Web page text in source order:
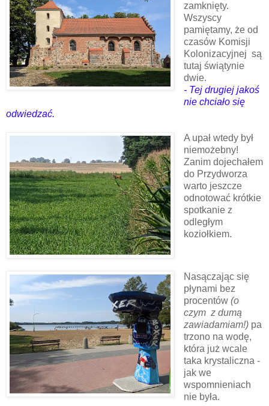
zamknięty.
Wszyscy
pamiętamy, że od
czasów Komisji
Kolonizacyjnej są
tutaj świątynie
dwie.
- Tej drugiej jakoś
nie chciało się
odwiedzać.
A upał wtedy był
niemożebny!
Zanim dojechałem
do Przydworza
warto jeszcze
odnotować krótkie
spotkanie z
odległym
koziołkiem.
Nasączając się
płynami bez
procentów (o
czym z dumą
zawiadamiam!)pa
trzono na wodę,
która już wcale
taka krystaliczna -
jak we
wspomnieniach
nie była.